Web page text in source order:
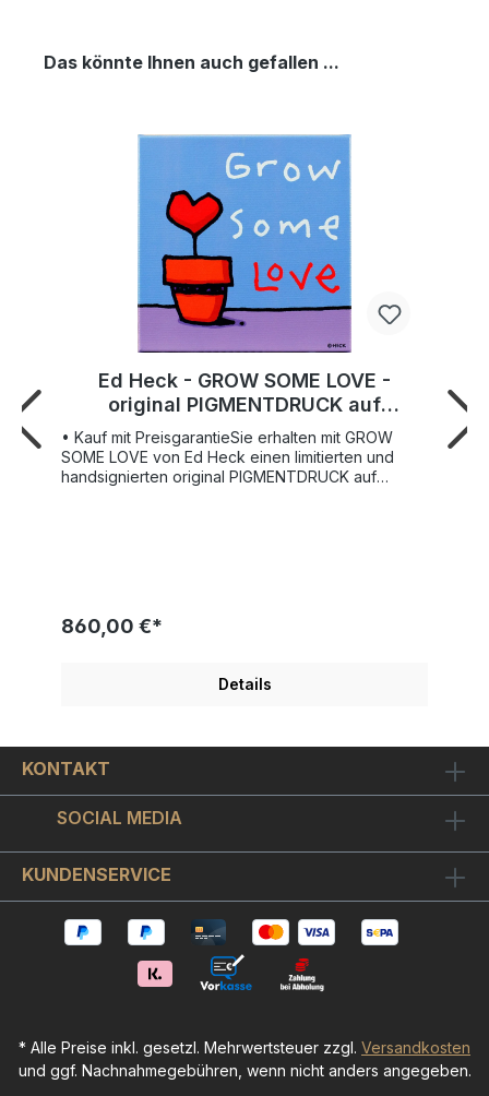
Das könnte Ihnen auch gefallen ...
Ed Heck - GROW SOME LOVE -
original PIGMENTDRUCK auf
Leinwand
• Kauf mit PreisgarantieSie erhalten mit GROW
SOME LOVE von Ed Heck einen limitierten und
handsignierten original PIGMENTDRUCK auf
Kontur. Ed Heck setzt dabei ganz bewusst auf die
von kindlicher Naivität, die unbedingte
Lebensfreude und einen besonderen Charme und
kleine schwarz-weiß gefleckte Hund mit dem oft
treu-lieben, oft perplexen Blick.Das Kunstwerk ist
handsigniert und auf 99+15 AP Exemplare weltweit
limitiert und einzeln nummeriert. Ed Heck hat das
Werk GROW SOME LOVE im Format von ca. 30x30
cm als PIGMENTDRUCK auf Leinwand gearbeitet.
Weitere Ed Heck Bilder Kunst Malerei finden Sie
860,00 €*
Details
KONTAKT
SOCIAL MEDIA
KUNDENSERVICE
* Alle Preise inkl. gesetzl. Mehrwertsteuer zzgl. Versandkosten
und ggf. Nachnahmegebühren, wenn nicht anders angegeben.